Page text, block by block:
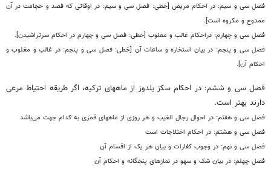
فصل سی و سیم: در احکام مریض [خطی: فصل سی و سیم: در اوقاتی که فصد و حجامت در آن
ممدوح و مکروه است].
فصل سی و چهارم: دراحکام غالب و مغلوب [خطی: فصل سی و چهارم در احکام سرتراشیدن].
فصل سی و پنجم: در بیان استخاره و ساعات آن [خطی: فصل سی و پنجم: در غالب و مغلوب و
احکام آن].
فصل سی و ششم: در احکام سکز یلدوز از ماههای ترکیه، اگر طریقه احتیاط مرعی
دارند بهتر است.
فصل سی و هفتم: در احوال رجال الغیب و هر روزی از ماههای قمری به کدام جهت می‌باشد
فصل سی و هشتم: در احکام اختلاجات است
فصل سی و نهم: در وجوب کفارات و بیان هر یک از اقسام آن
فصل چهلم: در بیان شک و سهو در نمازهای پنجگانه و احکام آن